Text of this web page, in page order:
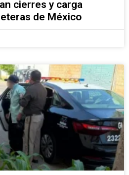
cierres y carga
de México